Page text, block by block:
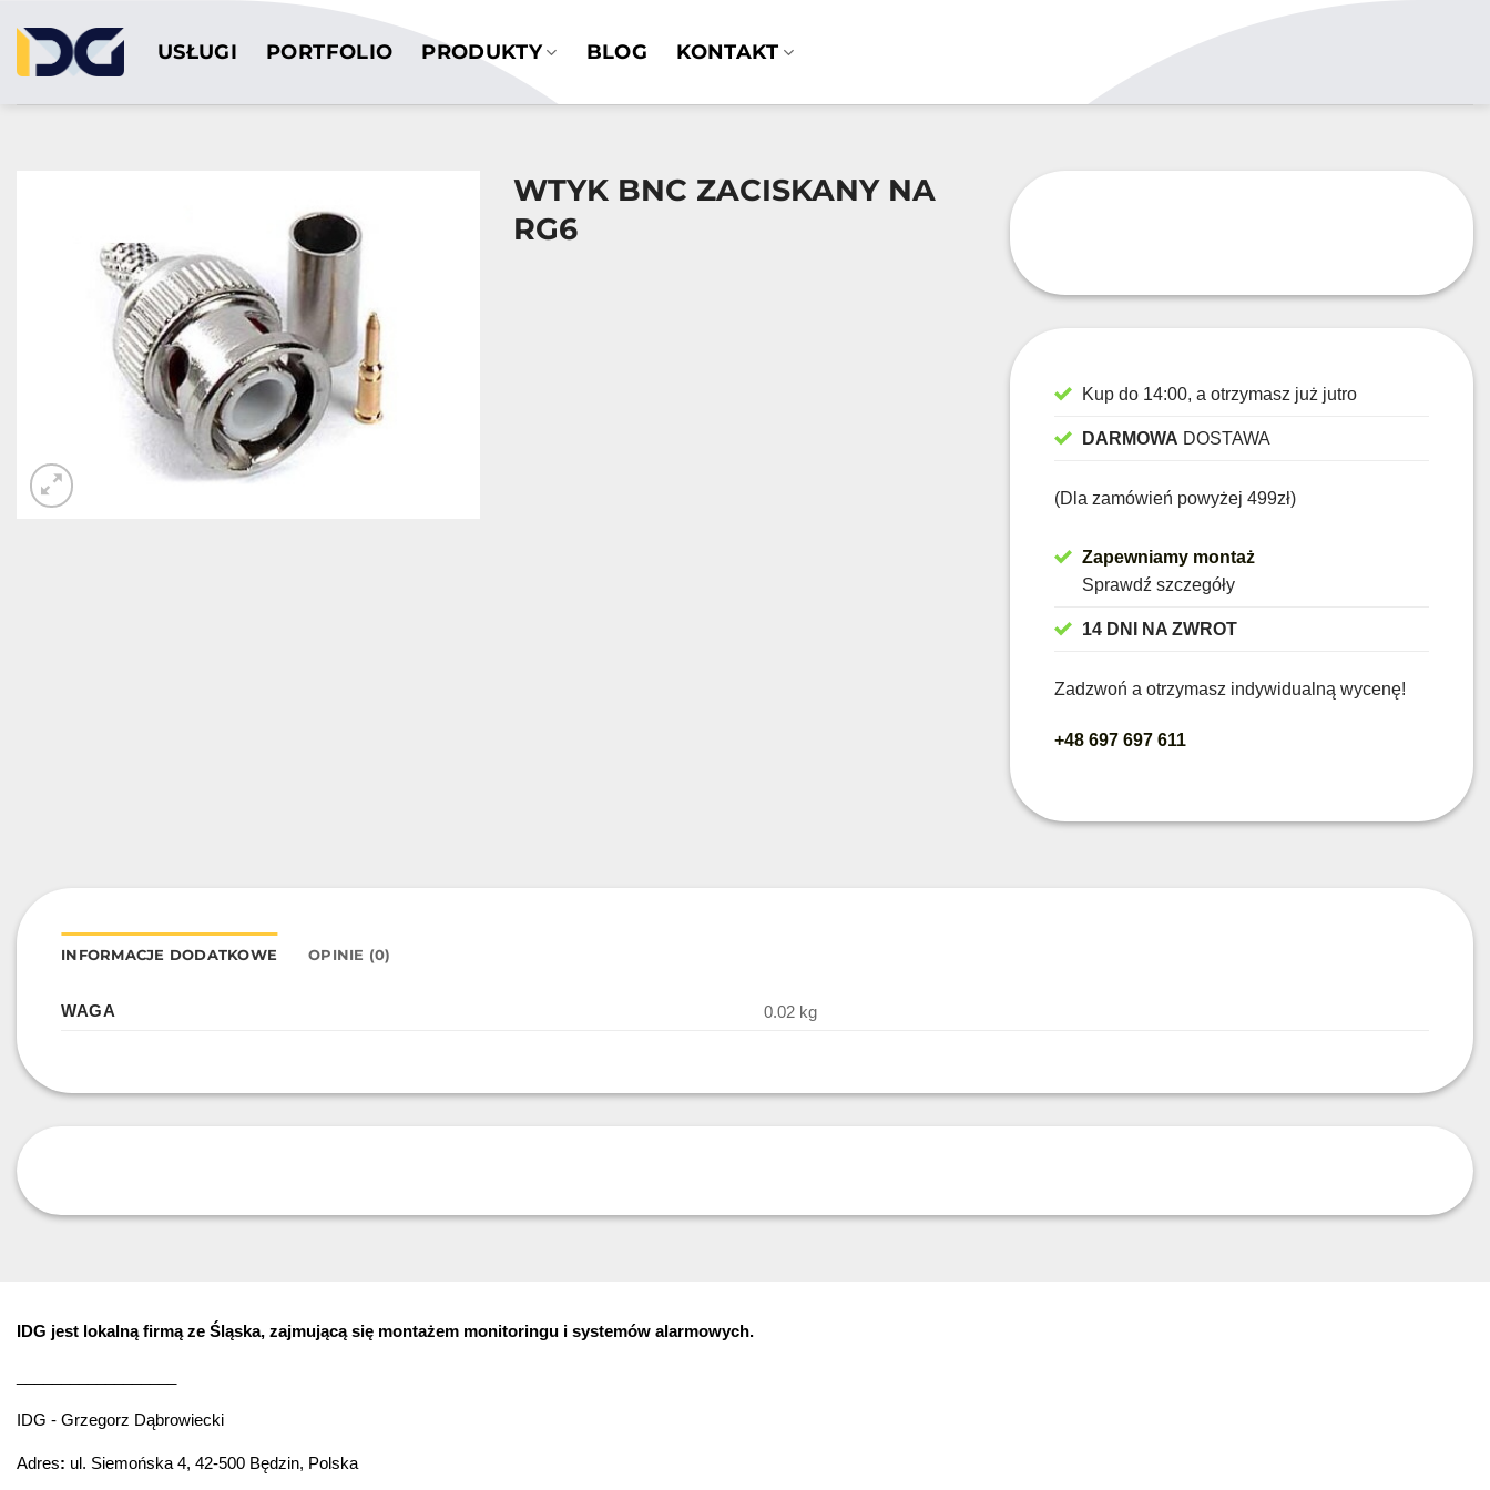
zawartości
USŁUGI PORTFOLIO PRODUKTY BLOG KONTAKT
WTYK BNC ZACISKANY NA
RG6
Kup do 14:00, a otrzymasz już jutro
DARMOWA DOSTAWA
(Dla zamówień powyżej 499zł)
Zapewniamy montaż
Sprawdź szczegóły
14 DNI NA ZWROT
Zadzwoń a otrzymasz indywidualną wycenę!
+48 697 697 611
INFORMACJE DODATKOWE OPINIE (0)
WAGA 0.02 kg
IDG jest lokalną firmą ze Śląska, zajmującą się montażem monitoringu i systemów alarmowych.
IDG - Grzegorz Dąbrowiecki
Adres: ul. Siemońska 4, 42-500 Będzin, Polska